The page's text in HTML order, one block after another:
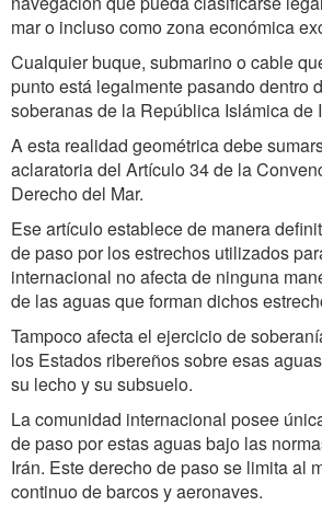
mar o incluso como zona económica
Cualquier buque, submarino o cable
punto está legalmente pasando dentro
soberanas de la República Islámica de
A esta realidad geométrica debe
aclaratoria del Artículo 34 de la
Derecho del Mar.
Ese artículo establece de manera
de paso por los estrechos utilizados
internacional no afecta de ninguna
de las aguas que forman dichos
Tampoco afecta el ejercicio de
los Estados ribereños sobre esas
su lecho y su subsuelo.
La comunidad internacional posee
de paso por estas aguas bajo las
Irán. Este derecho de paso se limita al
continuo de barcos y aeronaves.